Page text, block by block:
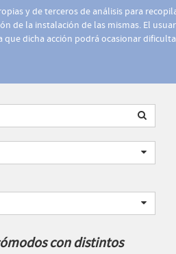
y de terceros de análisis para
de la instalación de las mismas. El
dicha acción podrá ocasionar
con distintos